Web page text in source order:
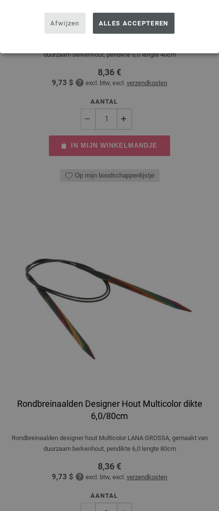
Afwijzen ALLES ACCEPTEREN
6,0/40cm
duurzaam berkenhout, pendikte 6,0 lengte 40cm
8,36 €
9,73 $ excl. btw, excl. verzendkosten
AANTAL
IN MIJN WINKELMANDJE
Op mijn boodschappenlijstje
Rondbreinaalden Designer Hout Multicolor dikte
6,0/80cm
Rondbreinaalden designer hout Multicolor LANA GROSSA, gemaakt van
duurzaam berkenhout, pendikte 6,0 lengte 80cm
8,36 €
9,73 $ excl. btw, excl. verzendkosten
AANTAL